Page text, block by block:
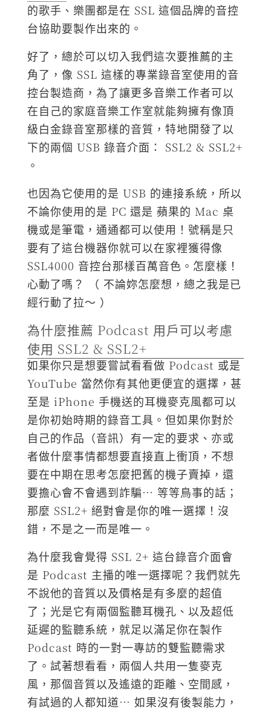
的歌手、樂團都是在 SSL 這個品牌的音控
台協助要製作出來的。
好了，總於可以切入我們這次要推薦的主
角了，像 SSL 這樣的專業錄音室使用的音
控台製造商，為了讓更多音樂工作者可以
在自己的家庭音樂工作室就能夠擁有像頂
級白金錄音室那樣的音質，特地開發了以
下的兩個 USB 錄音介面： SSL2 & SSL2+
。
也因為它使用的是 USB 的連接系統，所以
不論你使用的是 PC 還是 蘋果的 Mac 桌
機或是筆電，通通都可以使用！號稱是只
要有了這台機器你就可以在家裡獲得像
SSL4000 音控台那樣百萬音色。怎麼樣！
心動了嗎？ （ 不論妳怎麼想，總之我是已
經行動了拉～ ）
為什麼推薦 Podcast 用戶可以考慮
使用 SSL2 & SSL2+
如果你只是想要嘗試看看做 Podcast 或是
YouTube 當然你有其他更便宜的選擇，甚
至是 iPhone 手機送的耳機麥克風都可以
是你初始時期的錄音工具。但如果你對於
自己的作品（音訊）有一定的要求、亦或
者做什麼事情都想要直接直上衝頂，不想
要在中期在思考怎麼把舊的機子賣掉，還
要擔心會不會遇到詐騙… 等等鳥事的話；
那麼 SSL2+ 絕對會是你的唯一選擇！沒
錯，不是之一而是唯一。
為什麼我會覺得 SSL 2+ 這台錄音介面會
是 Podcast 主播的唯一選擇呢？我們就先
不說他的音質以及價格是有多麼的超值
了；光是它有兩個監聽耳機孔、以及超低
延遲的監聽系統，就足以滿足你在製作
Podcast 時的一對一專訪的雙監聽需求
了。試著想看看，兩個人共用一隻麥克
風，那個音質以及遙遠的距離、空間感，
有試過的人都知道… 如果沒有後製能力，